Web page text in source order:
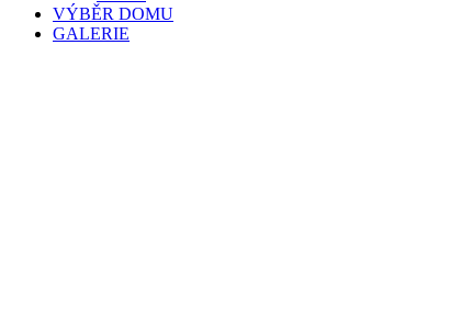
VÝBĚR DOMU
GALERIE